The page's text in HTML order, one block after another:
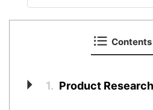
Contents
1. Product Research